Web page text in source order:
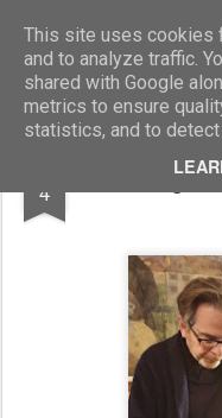
This site uses cookies
and to analyze traffic.
shared with Google
metrics to ensure
statistics, and to
4 Luca